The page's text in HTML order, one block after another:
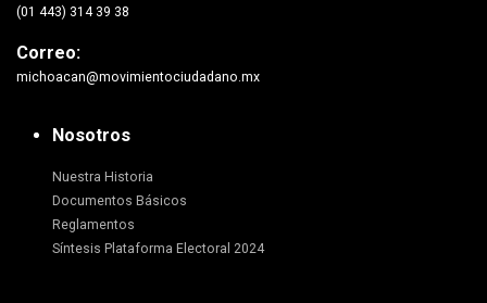
(01 443) 314 39 38
Correo:
michoacan@movimientociudadano.mx
Nosotros
Nuestra Historia
Documentos Básicos
Reglamentos
Síntesis Plataforma Electoral 2024